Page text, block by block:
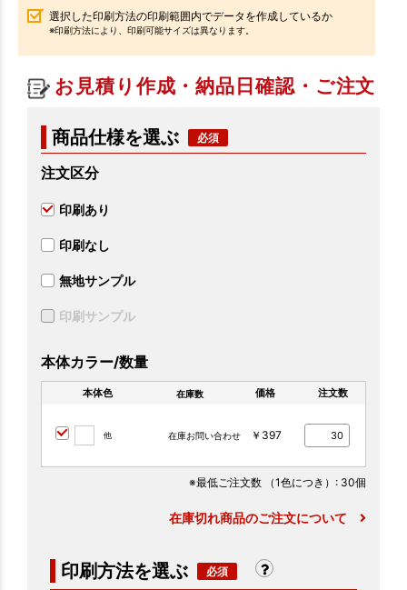
選択した印刷方法の印刷範囲内でデータを作成しているか
※印刷方法により、印刷可能サイズは異なります。
お見積り作成・納品日確認・ご注文
商品仕様を選ぶ
注文区分
印刷あり
印刷なし
無地サンプル
印刷サンプル
本体カラー/数量
本体色 在庫数 価格 注文数
他 在庫お問い合わせ ￥397
※最低ご注文数 （1色につき） : 30個
在庫切れ商品のご注文について
印刷方法を選ぶ